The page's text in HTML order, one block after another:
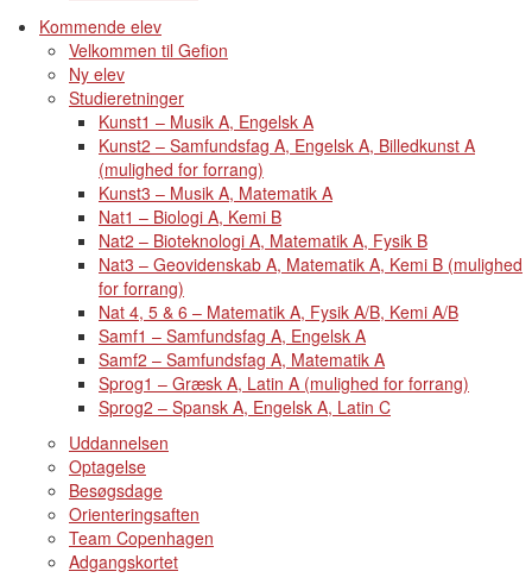
Kommende elev
Velkommen til Gefion
Ny elev
Studieretninger
Kunst1 – Musik A, Engelsk A
Kunst2 – Samfundsfag A, Engelsk A, Billedkunst A
(mulighed for forrang)
Kunst3 – Musik A, Matematik A
Nat1 – Biologi A, Kemi B
Nat2 – Bioteknologi A, Matematik A, Fysik B
Nat3 – Geovidenskab A, Matematik A, Kemi B (mulighed
for forrang)
Nat 4, 5 & 6 – Matematik A, Fysik A/B, Kemi A/B
Samf1 – Samfundsfag A, Engelsk A
Samf2 – Samfundsfag A, Matematik A
Sprog1 – Græsk A, Latin A (mulighed for forrang)
Sprog2 – Spansk A, Engelsk A, Latin C
Uddannelsen
Optagelse
Besøgsdage
Orienteringsaften
Team Copenhagen
Adgangskortet